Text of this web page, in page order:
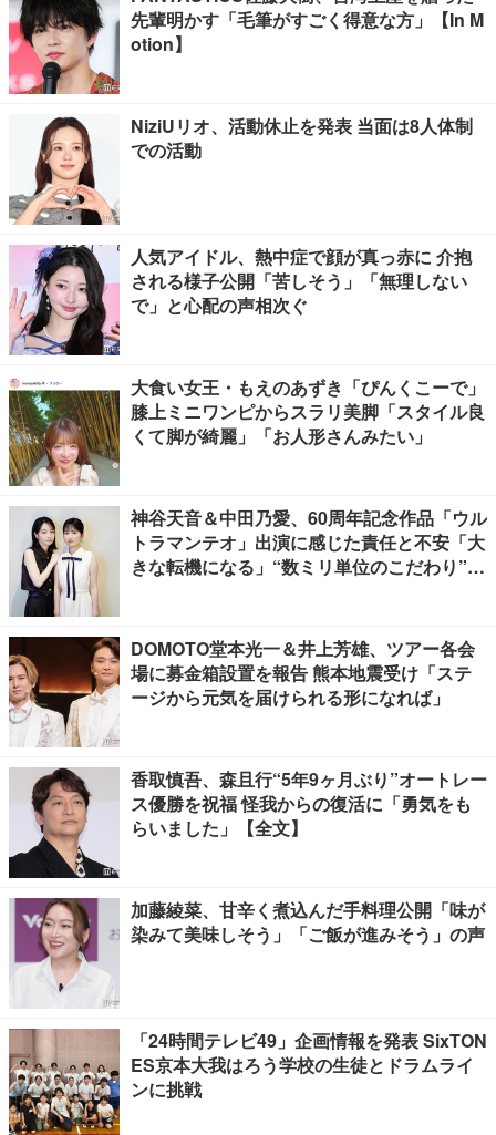
先輩明かす「毛筆がすごく得意な方」【In M
otion】
NiziUリオ、活動休止を発表 当面は8人体制
での活動
人気アイドル、熱中症で顔が真っ赤に 介抱
される様子公開「苦しそう」「無理しない
で」と心配の声相次ぐ
大食い女王・もえのあずき「ぴんくこーで」
膝上ミニワンピからスラリ美脚「スタイル良
くて脚が綺麗」「お人形さんみたい」
神谷天音＆中田乃愛、60周年記念作品「ウル
トラマンテオ」出演に感じた責任と不安「大
きな転機になる」“数ミリ単位のこだわり”特
DOMOTO堂本光一＆井上芳雄、ツアー各会
場に募金箱設置を報告 熊本地震受け「ステ
ージから元気を届けられる形になれば」
香取慎吾、森且行“5年9ヶ月ぶり”オートレー
ス優勝を祝福 怪我からの復活に「勇気をも
らいました」【全文】
加藤綾菜、甘辛く煮込んだ手料理公開「味が
染みて美味しそう」「ご飯が進みそう」の声
「24時間テレビ49」企画情報を発表 SixTON
ES京本大我はろう学校の生徒とドラムライ
ンに挑戦